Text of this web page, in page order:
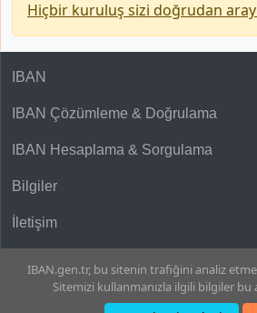
Hiçbir kuruluş sizi doğrudan
IBAN
IBAN Çözümleme & Doğrulama
IBAN Hesaplama & Sorgulama
Bilgiler
İletişim
IBAN.gen.tr, bu sitenin trafiğini analiz
Sitemizi kullanmanızla ilgili bilgiler bu